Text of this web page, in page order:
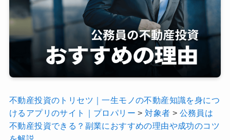
不動産投資のトリセツ｜一生モノの不動産知識を身につ
けるアプリのサイト｜プロパリー >対象者 > 公務員は
不動産投資できる？副業におすすめの理由や成功のコツ